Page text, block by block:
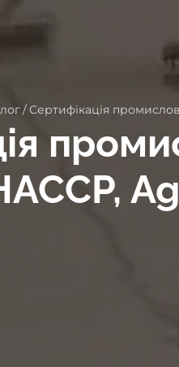
/Сертифікація